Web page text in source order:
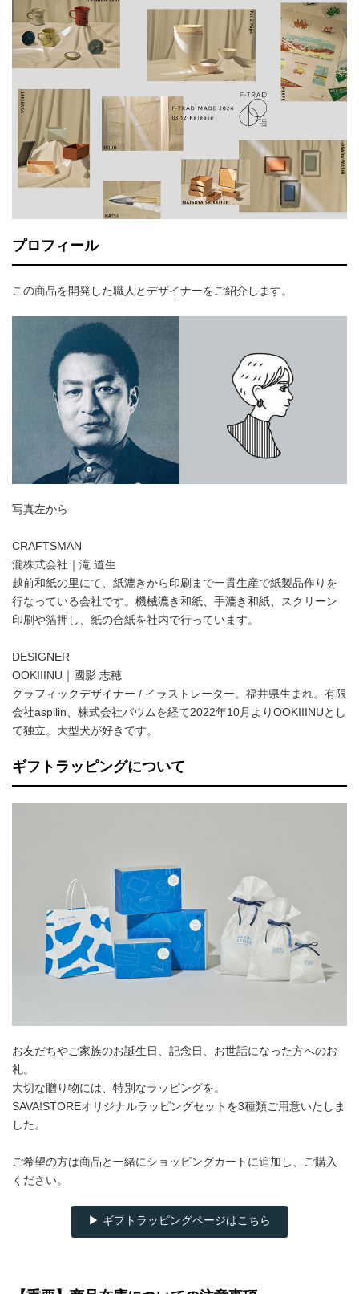
プロフィール
この商品を開発した職人とデザイナーをご紹介します。
写真左から
CRAFTSMAN
瀧株式会社｜滝 道生
越前和紙の里にて、紙漉きから印刷まで一貫生産で紙製品作りを
行なっている会社です。機械漉き和紙、手漉き和紙、スクリーン
印刷や箔押し、紙の合紙を社内で行っています。
DESIGNER
OOKIIINU｜國影 志穂
グラフィックデザイナー / イラストレーター。福井県生まれ。有限
会社aspilin、株式会社バウムを経て2022年10月よりOOKIIINUとし
て独立。大型犬が好きです。
ギフトラッピングについて
お友だちやご家族のお誕生日、記念日、お世話になった方へのお
礼。
大切な贈り物には、特別なラッピングを。
SAVA!STOREオリジナルラッピングセットを3種類ご用意いたしま
した。
ご希望の方は商品と一緒にショッピングカートに追加し、ご購入
ください。
▶ ギフトラッピングページはこちら